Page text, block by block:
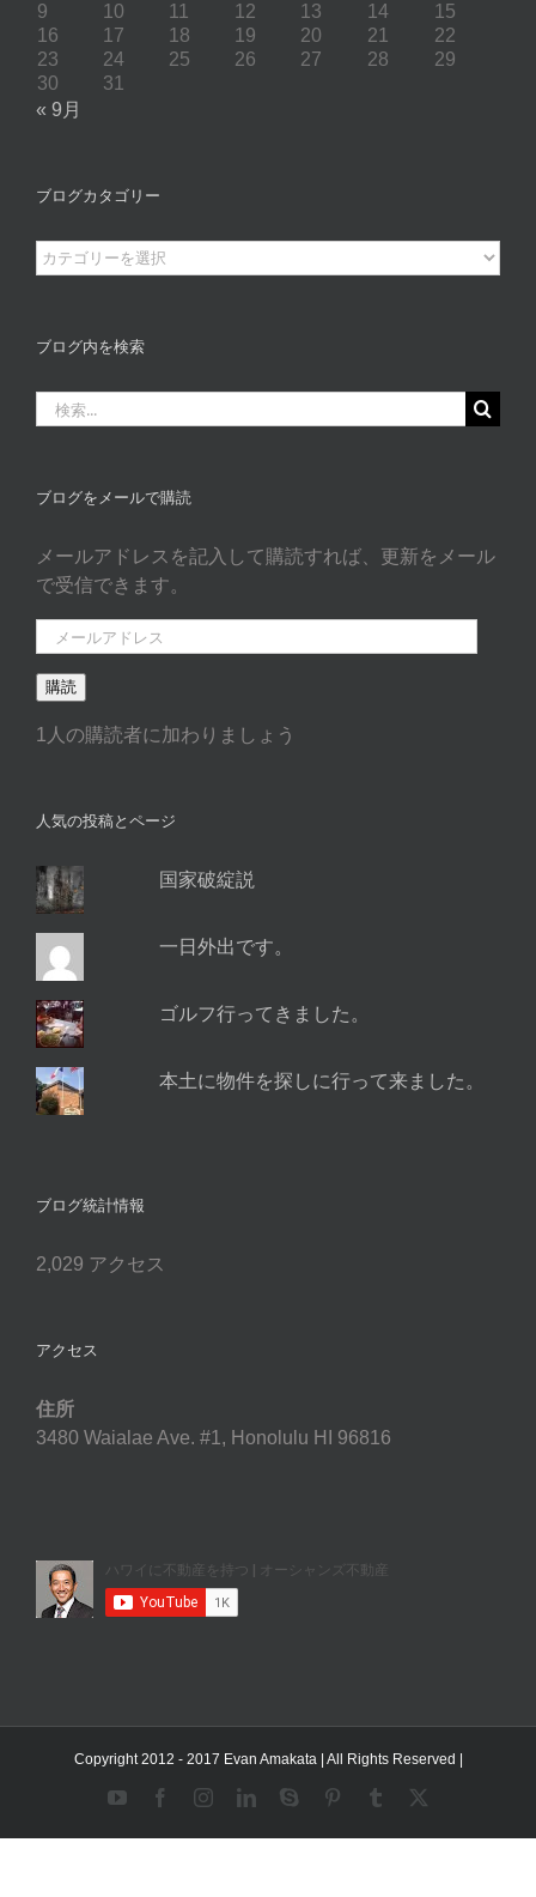
9
10 11 12 13 14
15
16
17 18 19 20 21
22
23
24 25 26 27 28
29
30
31
« 9月
ブログカタゴリー
ブ
ロ
カ
ゴ
リ
ブログ内を検索
索
ブログをメールで購読
メールアドレスを記入して購読すれば、更新をメール
で受信できます。
ー
ル
ド
購読
1人の購読者に加わりましょう
人気の投稿とページ
国家破綻説
一日外出です。
ゴルフ行ってきました。
本土に物件を探しに行って来ました。
ブログ統計情報
2,029 アクセス
アクセス
住所
3480 Waialae Ave. #1, Honolulu HI 96816
Copyright 2012 - 2017 Evan Amakata | All Rights Reserved |
YouTubeFacebookInstagramLinkedInSkype PinterestTumblr